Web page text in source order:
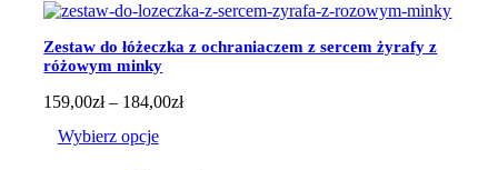
Opcje
można
wybrać
na
stronie
Zestaw do łóżeczka z ochraniaczem z sercem żyrafy z
różowym minky
159,00zł – 184,00złZakres
Wybierz opcje